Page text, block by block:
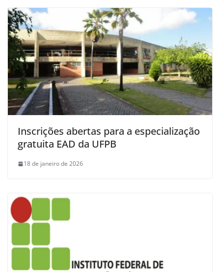
Inscrições abertas para a especialização
gratuita EAD da UFPB
18 de janeiro de 2026